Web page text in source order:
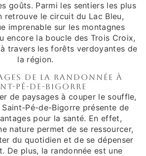
goûts. Parmi les sentiers les plus
retrouve le circuit du Lac Bleu,
imprenable sur les montagnes
encore la boucle des Trois Croix,
travers les forêts verdoyantes de
la région.
de la randonnée à
Pé-de-Bigorre
de paysages à couper le souffle,
Saint-Pé-de-Bigorre présente de
pour la santé. En effet,
nature permet de se ressourcer,
du quotidien et de se dépenser
De plus, la randonnée est une